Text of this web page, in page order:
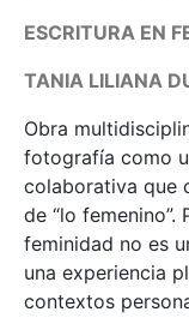
ESCRITURA EN
TANIA LILIANA
Obra
fotografía como
colaborativa que
de “lo
feminidad no es
una experiencia
contextos